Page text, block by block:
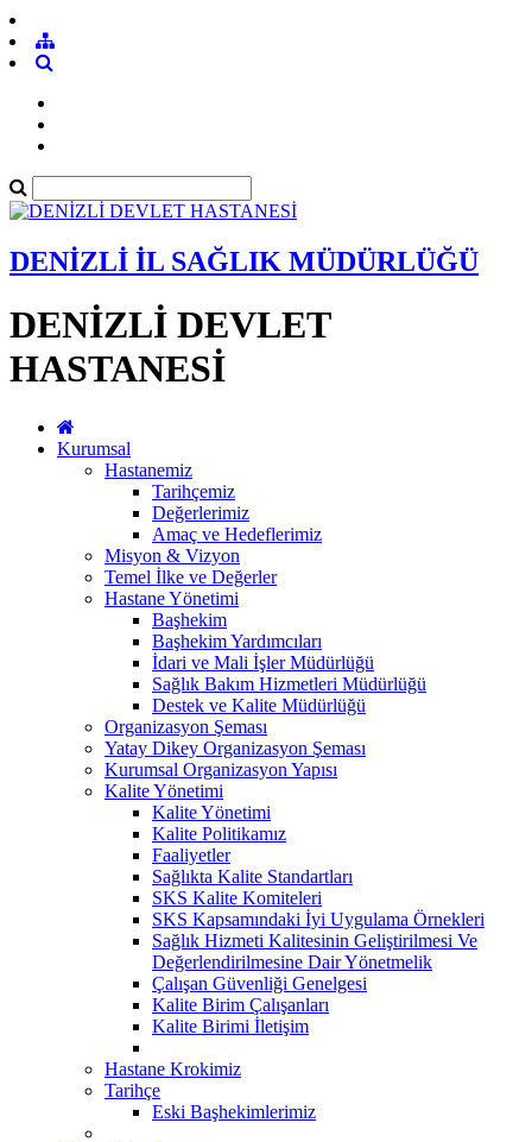
DENİZLİ İL SAĞLIK MÜDÜRLÜĞÜ
DENİZLİ DEVLET
HASTANESİ
Kurumsal
Hastanemiz
Tarihçemiz
Değerlerimiz
Amaç ve Hedeflerimiz
Misyon & Vizyon
Temel İlke ve Değerler
Hastane Yönetimi
Başhekim
Başhekim Yardımcıları
İdari ve Mali İşler Müdürlüğü
Sağlık Bakım Hizmetleri Müdürlüğü
Destek ve Kalite Müdürlüğü
Organizasyon Şeması
Yatay Dikey Organizasyon Şeması
Kurumsal Organizasyon Yapısı
Kalite Yönetimi
Kalite Yönetimi
Kalite Politikamız
Faaliyetler
Sağlıkta Kalite Standartları
SKS Kalite Komiteleri
SKS Kapsamındaki İyi Uygulama Örnekleri
Sağlık Hizmeti Kalitesinin Geliştirilmesi Ve
Değerlendirilmesine Dair Yönetmelik
Çalışan Güvenliği Genelgesi
Kalite Birim Çalışanları
Kalite Birimi İletişim
Hastane Krokimiz
Tarihçe
Eski Başhekimlerimiz